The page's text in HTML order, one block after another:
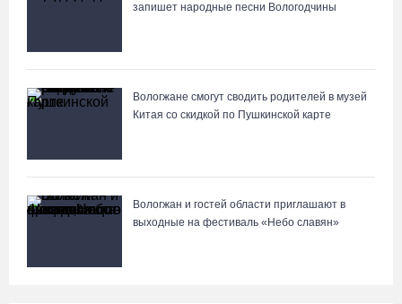
07.08.26 / 08:31
запишет народные песни Вологодчины
Вологжане смогут сводить родителей в музей
Китая со скидкой по Пушкинской карте
Вологжан и гостей области приглашают в
выходные на фестиваль «Небо славян»